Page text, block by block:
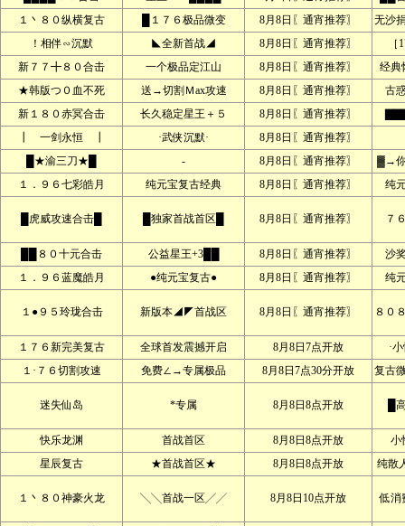
１丶８０纵横复古
█１７６极品微变 8月8日〖通宵推荐〗
无沙
！相伴∽沉默
◣全新首战◢ 8月8日〖通宵推荐〗
新７７╋８０合击
一个极品定江山 8月8日〖通宵推荐〗
经
★韩版つ０血不死
送→切割Ｍax攻速 8月8日〖通宵推荐〗
古
新１８０赤冥合击
长久稳定星王＋５ 8月8日〖通宵推荐〗
┃ 一剑永恒 ┃
·武侠沉默·
8月8日〖通宵推荐〗
█★渝三刀★█
- 8月8日〖通宵推荐〗
▓→
１．９６七彩皓月
纯元宝复古经典 8月8日〖通宵推荐〗 纯
█虎威攻速合击█ █独家首战首区█ 8月8日〖通宵推荐〗 ７
██８０十元合击 公益星王+3██ 8月8日〖通宵推荐〗
沙
１．９６蓝魔皓月
●纯元宝复古● 8月8日〖通宵推荐〗 纯
１●９５玲珑合击 新版本◢◤首战区 8月8日〖通宵推荐〗 ８０
１７６新完美复古 全球首发震撼开启 8月8日7点开放
·
１·７６切割攻速
免费∠→专属极品 8月8日7点30分开放 复古
迷失仙岛 *专属 8月8日8点开放 █
快乐龙渊 首战首区 8月8日8点开放
小
星辰复古
★首战首区★ 8月8日8点开放 纯散
１丶８０神豪火龙 ╲╲首战一区╱╱ 8月8日10点开放 低